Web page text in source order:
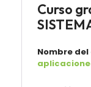
Curso
Nombre del